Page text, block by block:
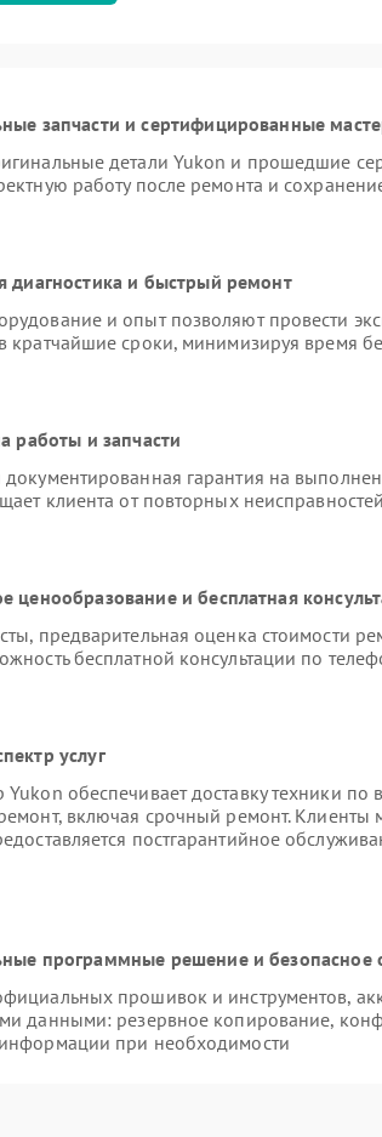
запчасти и сертифицированные
детали Yukon и прошедшие
работу после ремонта и
диагностика и быстрый ремонт
и опыт позволяют провести
кратчайшие сроки, минимизируя время
работы и запчасти
документированная гарантия на
клиента от повторных неисправностей
ценообразование и бесплатная
предварительная оценка стоимости
бесплатной консультации по
услуг
обеспечивает доставку техники по
включая срочный ремонт. Клиенты
постгарантийное
программные решение и безопасное
прошивок и инструментов,
данными: резервное копирование,
при необходимости